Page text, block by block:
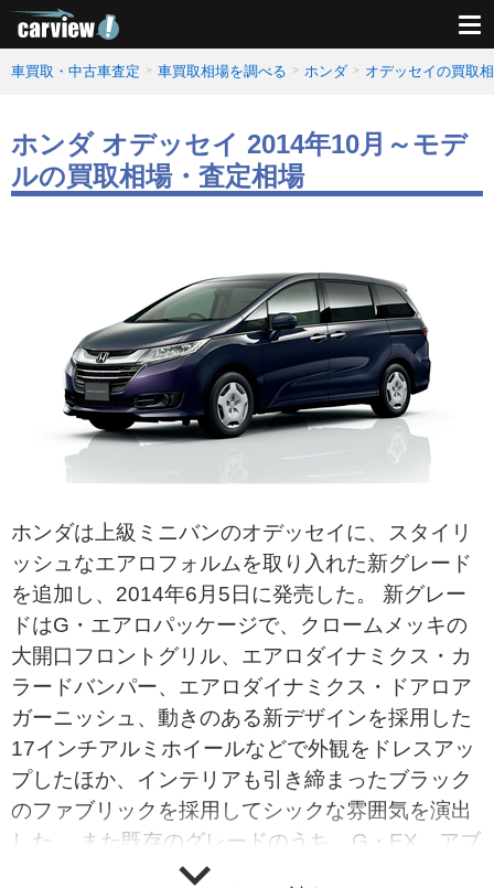
車買取・中古車査定 車買取相場を調べる ホンダ オデッセイの買取
ホンダ オデッセイ 2014年10月～モデ
ルの買取相場・査定相場
ホンダは上級ミニバンのオデッセイに、スタイリ
ッシュなエアロフォルムを取り入れた新グレード
を追加し、2014年6月5日に発売した。 新グレー
ドはG・エアロパッケージで、クロームメッキの
大開口フロントグリル、エアロダイナミクス・カ
ラードバンパー、エアロダイナミクス・ドアロア
ガーニッシュ、動きのある新デザインを採用した
17インチアルミホイールなどで外観をドレスアッ
プしたほか、インテリアも引き締まったブラック
のファブリックを採用してシックな雰囲気を演出
した。 また既存のグレードのうち、G・EX、アブ
ソルート・EXに、ディーラーオプションのホンダ